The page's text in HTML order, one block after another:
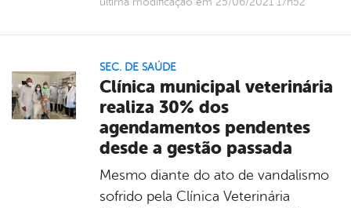
SEC. DE SAÚDE
Clínica municipal veterinária
realiza 30% dos
agendamentos pendentes
desde a gestão passada
Mesmo diante do ato de vandalismo
sofrido pela Clínica Veterinária